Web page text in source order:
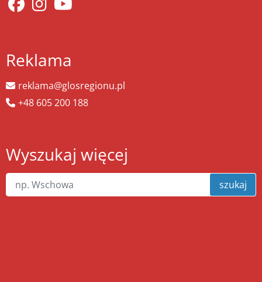
Reklama
reklama@glosregionu.pl
+48 605 200 188
Wyszukaj więcej
szukaj